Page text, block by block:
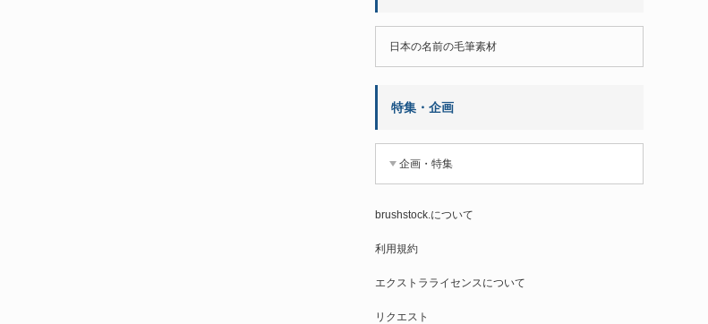
日本の名前の毛筆素材
特集・企画
企画・特集
brushstock.について
利用規約
エクストラライセンスについて
リクエスト